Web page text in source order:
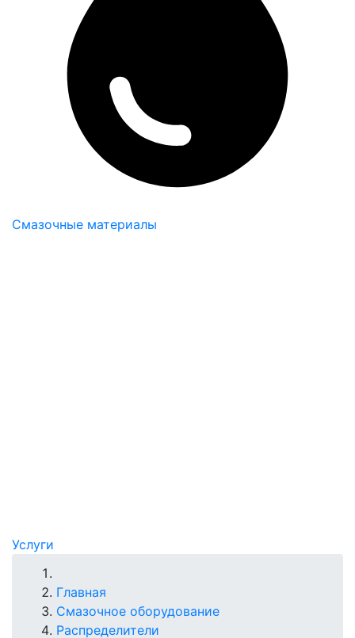
Смазочные материалы
Услуги
Главная
Смазочное оборудование
Распределители